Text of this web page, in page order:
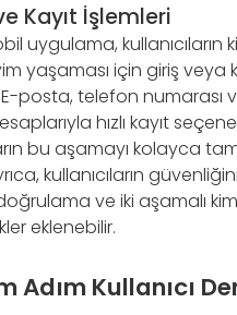
Kayıt İşlemleri
uygulama, kullanıcıların
yaşaması için giriş veya
posta, telefon numarası
hızlı kayıt
bu aşamayı kolayca
kullanıcıların
ve iki aşamalı
eklenebilir.
Adım Kullanıcı